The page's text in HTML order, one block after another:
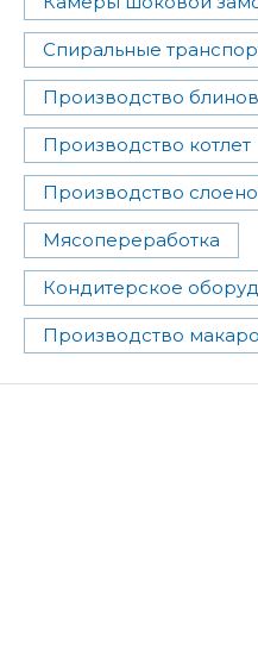
Спиральные
Производство блинов
Производство котлет
Производство
Мясопереработка
Кондитерское
Производство